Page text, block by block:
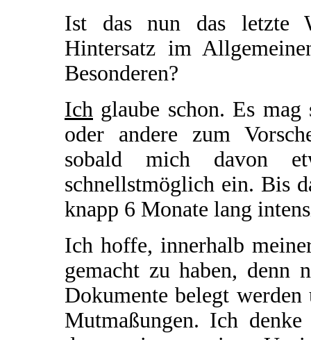
Ist das nun das letzte
Hintersatz im
Besonderen?
Ich glaube schon. Es
oder andere zum
sobald mich davon
schnellstmöglich ein. Bis
knapp 6 Monate lang
Ich hoffe, innerhalb
gemacht zu haben, denn
Dokumente belegt
Mutmaßungen. Ich